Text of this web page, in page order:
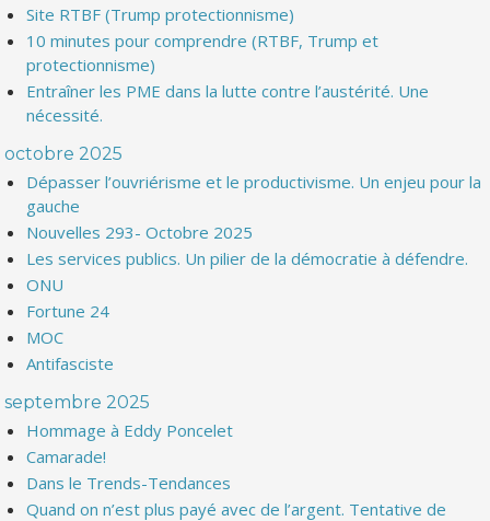
Site RTBF (Trump protectionnisme)
10 minutes pour comprendre (RTBF, Trump et
protectionnisme)
Entraîner les PME dans la lutte contre l’austérité. Une
nécessité.
octobre 2025
Dépasser l’ouvriérisme et le productivisme. Un enjeu pour la
gauche
Nouvelles 293- Octobre 2025
Les services publics. Un pilier de la démocratie à défendre.
ONU
Fortune 24
MOC
Antifasciste
septembre 2025
Hommage à Eddy Poncelet
Camarade!
Dans le Trends-Tendances
Quand on n’est plus payé avec de l’argent. Tentative de